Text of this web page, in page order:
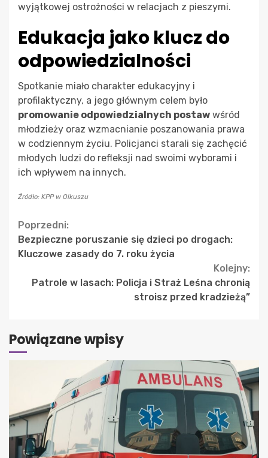
wyjątkowej ostrożności w relacjach z pieszymi.
Edukacja jako klucz do
odpowiedzialności
Spotkanie miało charakter edukacyjny i
profilaktyczny, a jego głównym celem było
promowanie odpowiedzialnych postaw wśród
młodzieży oraz wzmacnianie poszanowania prawa
w codziennym życiu. Policjanci starali się zachęcić
młodych ludzi do refleksji nad swoimi wyborami i
ich wpływem na innych.
Źródło: KPP w Olkuszu
Continue
Reading
Poprzedni:
Bezpieczne poruszanie się dzieci po drogach:
Kluczowe zasady do 7. roku życia
Kolejny:
Patrole w lasach: Policja i Straż Leśna chronią
stroisz przed kradzieżą”
Powiązane wpisy